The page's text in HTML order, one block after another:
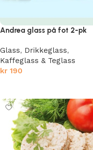
Andrea glass på fot 2-pk
Glass, Drikkeglass,
Kaffeglass & Teglass
kr 190